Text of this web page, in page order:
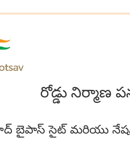
రోడ్డు నిర్మాణ
బైపాస్ సైట్ మరియు